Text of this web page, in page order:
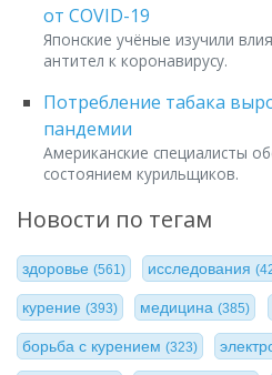
от COVID-19
Японские учёные изучили
антител к коронавирусу.
Потребление табака
пандемии
Американские специалисты
состоянием курильщиков.
Новости по тегам
здоровье (561) исследования
курение (393) медицина(385)
борьба с курением (323)